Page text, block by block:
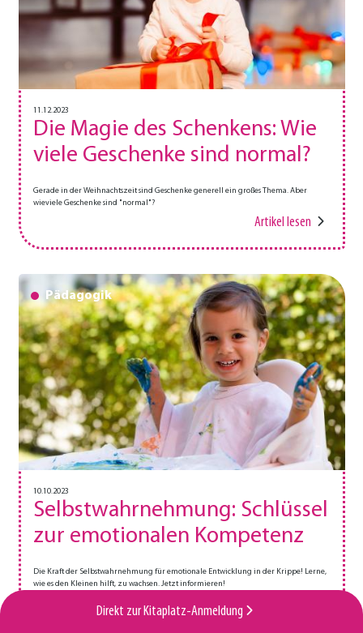
Direkt zur Kitaplatz-Anmeldung
11.12.2023
Die Magie des Schenkens: Wie
viele Geschenke sind normal?
Gerade in der Weihnachtszeit sind Geschenke generell ein großes Thema. Aber
wieviele Geschenke sind "normal"?
Artikel lesen
Pädagogik
10.10.2023
Selbstwahrnehmung: Schlüssel
zur emotionalen Kompetenz
Die Kraft der Selbstwahrnehmung für emotionale Entwicklung in der Krippe! Lerne,
wie es den Kleinen hilft, zu wachsen. Jetzt informieren!